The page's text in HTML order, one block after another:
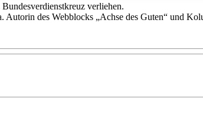
verliehen.
des Webblocks „Achse des Guten“ und